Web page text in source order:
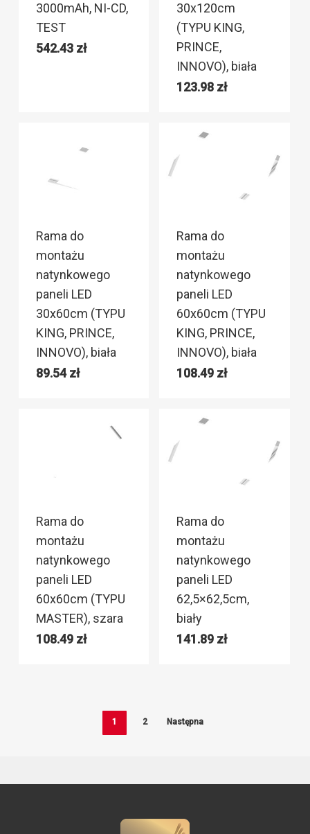
3000mAh, NI-CD,
TEST
542.43 zł
30x120cm
(TYPU KING,
PRINCE,
INNOVO), biała
123.98 zł
Rama do
montażu
natynkowego
paneli LED
30x60cm (TYPU
KING, PRINCE,
INNOVO), biała
89.54zł
Rama do
montażu
natynkowego
paneli LED
60x60cm (TYPU
KING, PRINCE,
INNOVO), biała
108.49 zł
Rama do
montażu
natynkowego
paneli LED
60x60cm (TYPU
MASTER), szara
108.49 zł
Rama do
montażu
natynkowego
paneli LED
62,5×62,5cm,
biały
141.89 zł
1 2 Następna